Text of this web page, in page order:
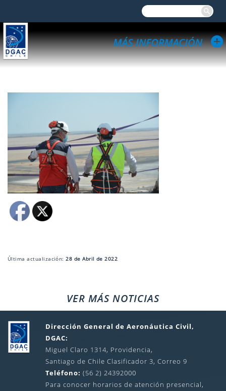
Última actualización:28 de Abril de 2022
VER MÁS NOTICIAS
Dirección General de Aeronáutica Civil,
DGAC:
Miguel Claro 1314, Providencia,
Santiago de Chile Clasificador 3, Correo 9
Teléfono: (56 2) 24392000
Para conocer horarios de atención presencial,